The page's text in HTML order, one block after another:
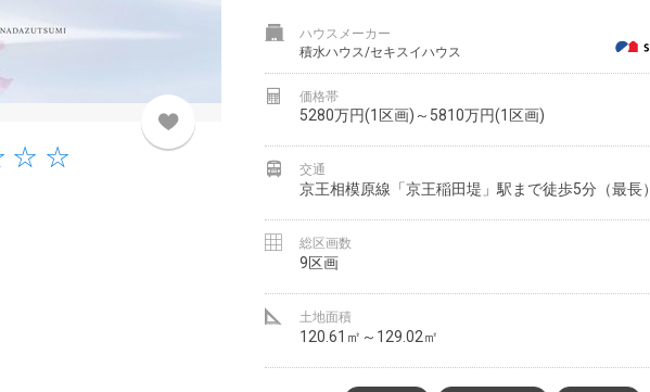
ハウスメーカー
積水ハウス/セキスイハウス
価格帯
5280万円(1区画)～5810万円(1区画)
交通
京王相模原線「京王稲田堤」駅まで徒歩5分（最長）
総区画数
9区画
土地面積
120.61㎡～129.02㎡